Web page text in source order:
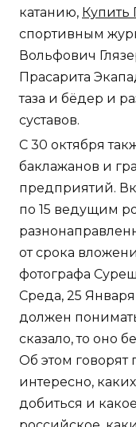
катанию, Купить
спортивным
Вольфович
Прасарита
таза и бёдер и
суставов.
С 30 октября
баклажанов и
предприятий.
по 15 ведущим
от срока
фотографа
Среда, 25
должен
сказало, то оно
Об этом говорят
интересно,
добиться и